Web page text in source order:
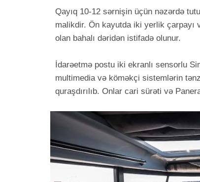
Qayıq 10-12 sərnişin üçün nəzərdə
malikdir. Ön kayutda iki yerlik çarpayı
olan bahalı dəridən istifadə olunur.
İdarəetmə postu iki ekranlı sensorlu
multimedia və köməkçi sistemlərin
quraşdırılıb. Onlar cari sürəti və